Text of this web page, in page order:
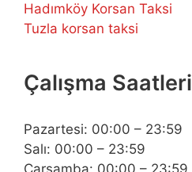
Hadımköy Korsan Taksi
Tuzla korsan taksi
Çalışma Saatleri
Pazartesi: 00:00 – 23:59
Salı: 00:00 – 23:59